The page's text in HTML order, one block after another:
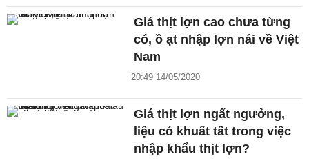
Giá thịt lợn cao chưa từng
có, ồ ạt nhập lợn nái về Việt
Nam
20:49 14/05/2020
Giá thịt lợn ngất ngưởng,
liệu có khuất tất trong việc
nhập khẩu thịt lợn?